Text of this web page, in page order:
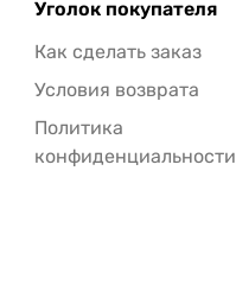
Уголок покупателя
Как сделать заказ
Условия возврата
Политика
конфиденциальности